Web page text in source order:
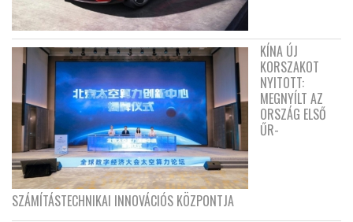
KÍNA ÚJ
KORSZAKOT
NYITOTT:
MEGNYÍLT AZ
ORSZÁG ELSŐ
ŰR-
SZÁMÍTÁSTECHNIKAI INNOVÁCIÓS KÖZPONTJA